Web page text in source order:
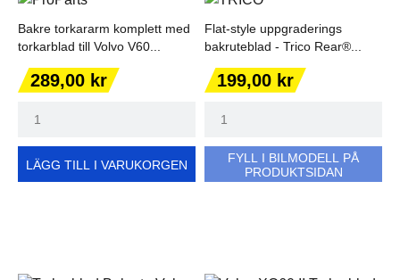
Bakre torkararm komplett med
torkarblad till Volvo V60...
Pris
289,00 kr
LÄGG TILL I VARUKORGEN
Flat-style uppgraderings
bakruteblad - Trico Rear®...
Pris
199,00 kr
FYLL I BILMODELL PÅ
PRODUKTSIDAN